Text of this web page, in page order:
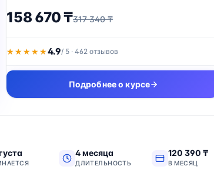
158 670 ₸317 340 ₸
★★★★★
★★★★★4.9/ 5 · 462 отзывов
Подробнее о курсе
4 месяца
ДЛИТЕЛЬНОСТЬ
120 390 ₸
В МЕСЯЦ